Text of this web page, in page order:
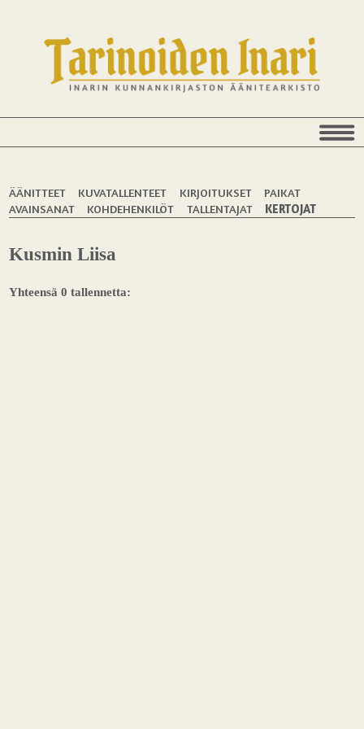
ÄÄNITTEET KUVATALLENTEET KIRJOITUKSET
PAIKAT
AVAINSANAT
KOHDEHENKILÖT TALLENTAJAT KERTOJAT
Kusmin Liisa
Yhteensä 0 tallennetta: